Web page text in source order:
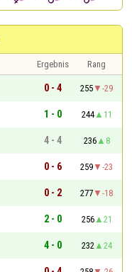
Ergebnis
Rang
0 - 4 255
-29
1 - 0 244
11
4 - 4 236
8
0 - 6 259
-23
0 - 2 277
-18
2 - 0 256
21
4 - 0 232
24